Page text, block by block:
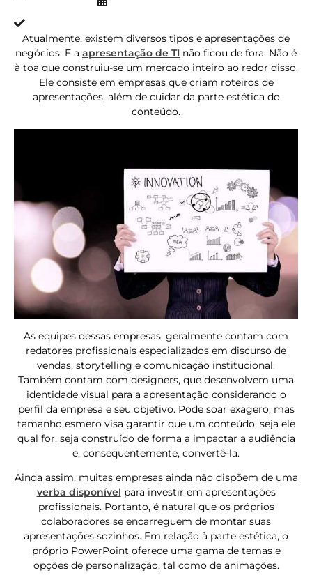
Atualmente, existem diversos tipos e apresentações de
negócios. E a apresentação de TI não ficou de fora. Não é
à toa que construiu-se um mercado inteiro ao redor disso.
Ele consiste em empresas que criam roteiros de
apresentações, além de cuidar da parte estética do
conteúdo.
As equipes dessas empresas, geralmente contam com
redatores profissionais especializados em discurso de
vendas, storytelling e comunicação institucional.
Também contam com designers, que desenvolvem uma
identidade visual para a apresentação considerando o
perfil da empresa e seu objetivo. Pode soar exagero, mas
tamanho esmero visa garantir que um conteúdo, seja ele
qual for, seja construído de forma a impactar a audiência
e, consequentemente, convertê-la.
Ainda assim, muitas empresas ainda não dispõem de uma
verba disponível para investir em apresentações
profissionais. Portanto, é natural que os próprios
colaboradores se encarreguem de montar suas
apresentações sozinhos. Em relação à parte estética, o
próprio PowerPoint oferece uma gama de temas e
opções de personalização, tal como de animações.